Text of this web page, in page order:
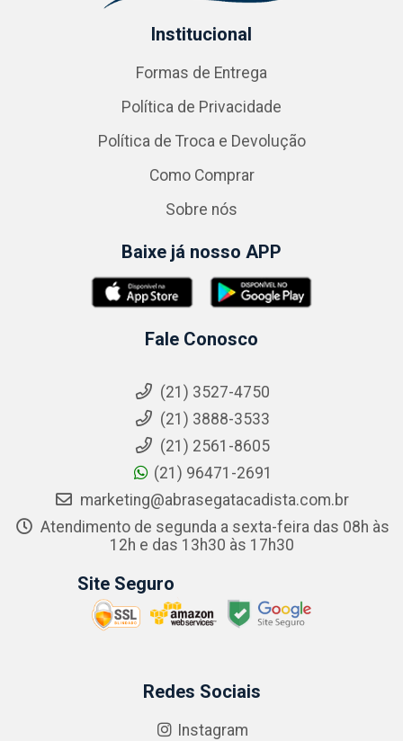
Institucional
Formas de Entrega
Política de Privacidade
Política de Troca e Devolução
Como Comprar
Sobre nós
Baixe já nosso APP
Fale Conosco
(21) 3527-4750
(21) 3888-3533
(21) 2561-8605
(21) 96471-2691
marketing@abrasegatacadista.com.br
Atendimento de segunda a sexta-feira das 08h às
12h e das 13h30 às 17h30
Site Seguro
Redes Sociais
Instagram